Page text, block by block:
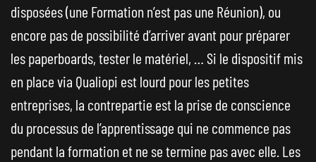
disposées (une Formation n’est pas une Réunion), ou
encore pas de possibilité d’arriver avant pour préparer
les paperboards, tester le matériel, … Si le dispositif mis
en place via Qualiopi est lourd pour les petites
entreprises, la contrepartie est la prise de conscience
du processus de l’apprentissage qui ne commence pas
pendant la formation et ne se termine pas avec elle. Les